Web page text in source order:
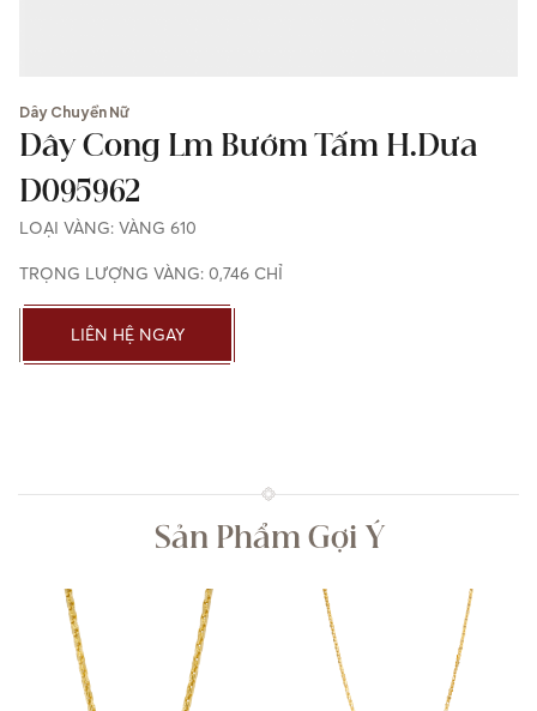
Dây Chuyền Nữ
Dây Cong Lm Bướm Tấm H.dưa
D095962
LOẠI VÀNG: VÀNG 610
TRỌNG LƯỢNG VÀNG: 0,746 CHỈ
LIÊN HỆ NGAY
Sản Phẩm Gợi Ý